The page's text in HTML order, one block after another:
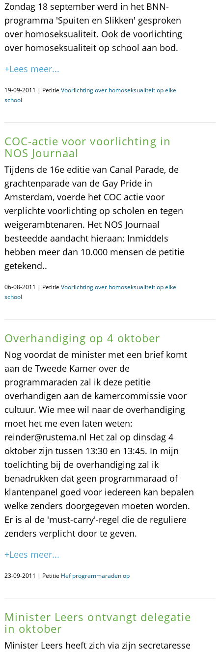
Zondag 18 september werd in het BNN-
programma 'Spuiten en Slikken' gesproken
over homoseksualiteit. Ook de voorlichting
over homoseksualiteit op school aan bod.
+Lees meer...
19-09-2011 | Petitie Voorlichting over homoseksualiteit op elke
school
COC-actie voor voorlichting in
NOS Journaal
Tijdens de 16e editie van Canal Parade, de
grachtenparade van de Gay Pride in
Amsterdam, voerde het COC actie voor
verplichte voorlichting op scholen en tegen
weigerambtenaren. Het NOS Journaal
besteedde aandacht hieraan: Inmiddels
hebben meer dan 10.000 mensen de petitie
getekend..
06-08-2011 | Petitie Voorlichting over homoseksualiteit op elke
school
Overhandiging op 4 oktober
Nog voordat de minister met een brief komt
aan de Tweede Kamer over de
programmaraden zal ik deze petitie
overhandigen aan de kamercommissie voor
cultuur. Wie mee wil naar de overhandiging
moet het me even laten weten:
reinder@rustema.nl Het zal op dinsdag 4
oktober zijn tussen 13:30 en 13:45. In mijn
toelichting bij de overhandiging zal ik
benadrukken dat geen programmaraad of
klantenpanel goed voor iedereen kan bepalen
welke zenders doorgegeven moeten worden.
Er is al de 'must-carry'-regel die de reguliere
zenders verplicht door te geven.
+Lees meer...
23-09-2011 | Petitie Hef programmaraden op
Minister Leers ontvangt delegatie
in oktober
Minister Leers heeft zich via zijn secretaresse